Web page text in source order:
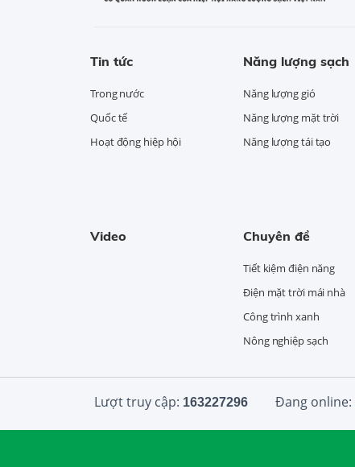
Tin tức
Trong nước
Quốc tế
Hoạt động hiệp hội
Năng lượng sạch
Năng lượng gió
Năng lượng mặt trời
Năng lượng tái tạo
Video Chuyên đề
Tiết kiệm điện năng
Điện mặt trời mái nhà
Công trình xanh
Nông nghiệp sạch
Lượt truy cập: 163227296 Đang online: